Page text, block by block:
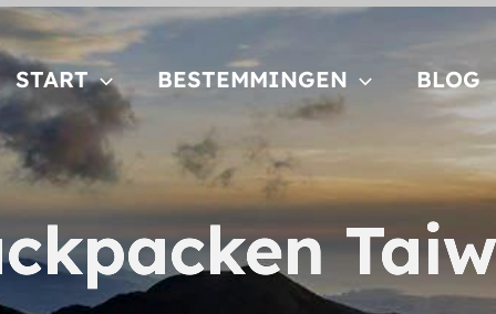
START BESTEMMINGEN BLOG